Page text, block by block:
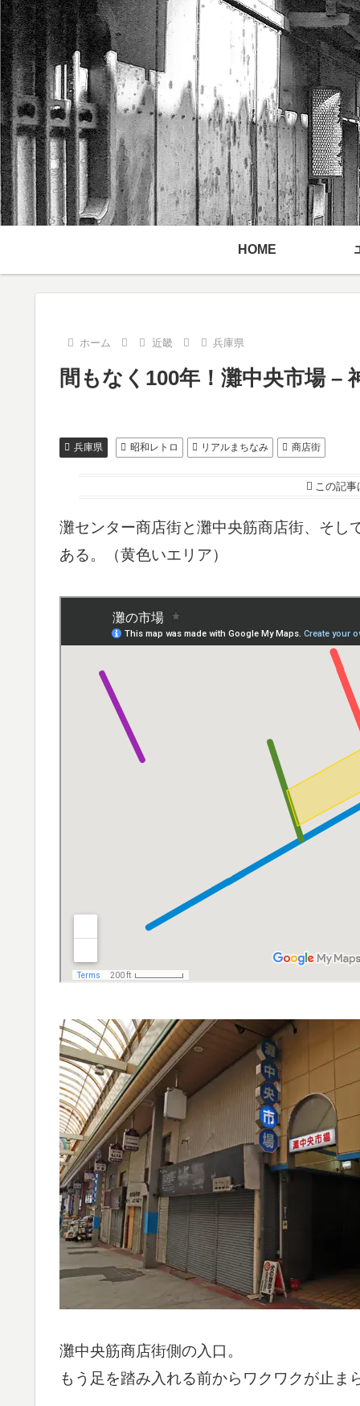
HOME
ホーム 近畿 兵庫県
間もなく100年！灘中央市場 –
兵庫県 昭和レトロ リアルまちなみ 商店街
この記事
灘センター商店街と灘中央筋商店街、そし
ある。（黄色いエリア）
灘中央筋商店街側の入口。
もう足を踏み入れる前からワクワクが止ま